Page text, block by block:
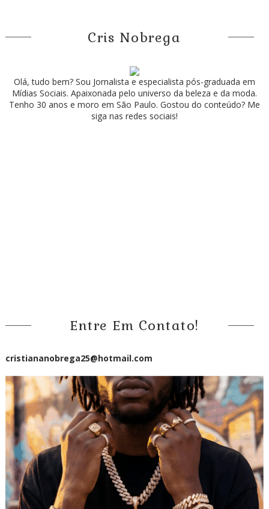
Cris Nobrega
Olá, tudo bem? Sou Jornalista e especialista pós-graduada em
Mídias Sociais. Apaixonada pelo universo da beleza e da moda.
Tenho 30 anos e moro em São Paulo. Gostou do conteúdo? Me
siga nas redes sociais!
Entre Em Contato!
cristiananobrega25@hotmail.com